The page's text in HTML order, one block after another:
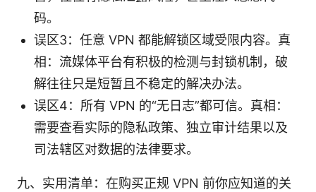
码。
误区3：任意 VPN 都能解锁区域受限内容。真
相：流媒体平台有积极的检测与封锁机制，破
解往往只是短暂且不稳定的解决办法。
误区4：所有 VPN 的“无日志”都可信。真相：
需要查看实际的隐私政策、独立审计结果以及
司法辖区对数据的法律要求。
九、实用清单：在购买正规 VPN 前你应知道的关